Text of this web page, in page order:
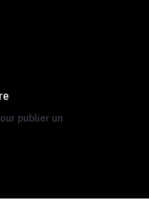
publier un